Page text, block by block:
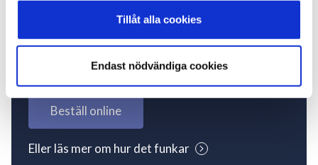
Tillåt alla cookies
Endast nödvändiga cookies
Inte kund ännu? Kom
igång nu!
Beställ online
Eller läs mer om hur det funkar